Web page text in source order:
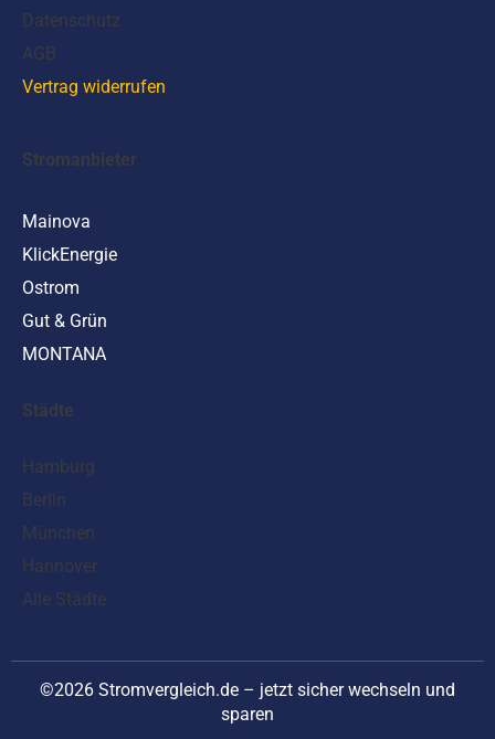
Datenschutz
AGB
Vertrag widerrufen
Stromanbieter
Mainova
KlickEnergie
Ostrom
Gut & Grün
MONTANA
Städte
Hamburg
Berlin
München
Hannover
Alle Städte
©2026 Stromvergleich.de – jetzt sicher wechseln und
sparen